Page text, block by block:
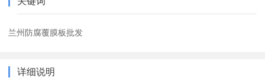
兰州防腐覆膜板批发
详细说明